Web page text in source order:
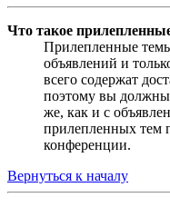
Что такое
Прилепленные
объявлений и
всего содержат
поэтому вы должны
же, как и с
прилепленных тем
конференции.
Вернуться к началу